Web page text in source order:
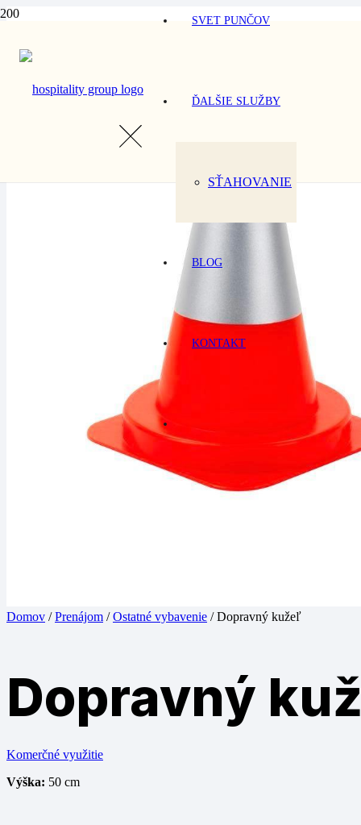
SVET PUNČOV
ĎALŠIE SLUŽBY
SŤAHOVANIE
BLOG
KONTAKT
Domov /Prenájom /Ostatné vybavenie / Dopravný kužeľ
Dopravný
Komerčné využitie
Výška: 50 cm